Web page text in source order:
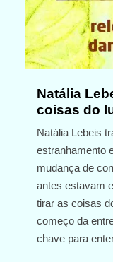
Natália
coisas do
Natália Lebeis
estranhamento
mudança de
antes estavam
tirar as coisas
começo da
chave para